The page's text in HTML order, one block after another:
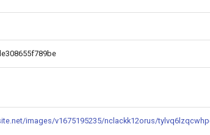
images/v1675195235/nclackk12orus/